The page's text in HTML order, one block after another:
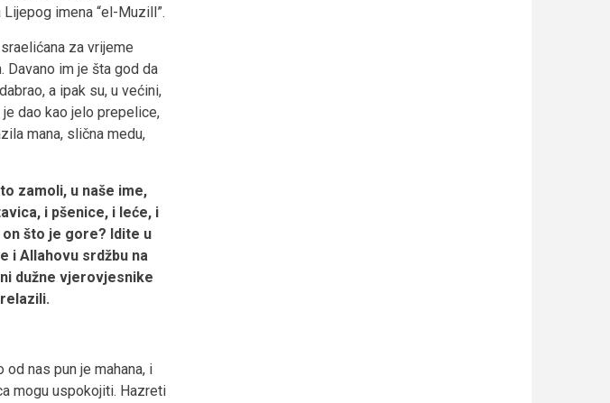
imena “el-Muzill”.
za vrijeme
Davano im je šta god da
a ipak su, u većini,
dao kao jelo prepelice,
mana, slična medu,
zamoli, u naše ime,
i pšenice, i leće, i
što je gore? Idite u
i Allahovu srdžbu na
dužne vjerovjesnike
nas pun je mahana, i
mogu uspokojiti. Hazreti